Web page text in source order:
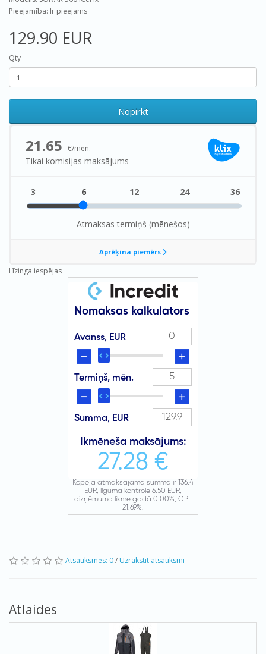
Pieejamība: Ir pieejams
129.90 EUR
Qty
Nopirkt
Līzinga iespējas
Atsauksmes: 0/ Uzrakstīt atsauksmi
Atlaides